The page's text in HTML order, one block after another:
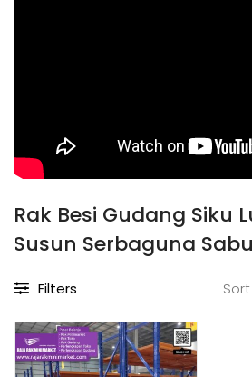
Rak Besi Gudang Siku
Susun Serbaguna
Filters